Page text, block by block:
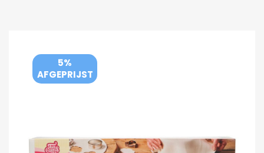
5%
AFGEPRIJST